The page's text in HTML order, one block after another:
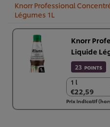
Knorr Professional
Légumes 1L
Knorr
Liquide
23 POINTS
1 l
€22,59
1 l
€22,59
6 x 1 l
Prix indicatif